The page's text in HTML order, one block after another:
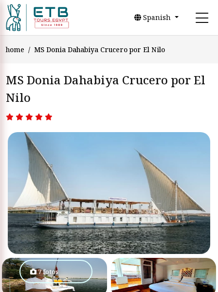
Spanish
home MS Donia Dahabiya Crucero por El Nilo
MS Donia Dahabiya Crucero por El
Nilo
7 fotos